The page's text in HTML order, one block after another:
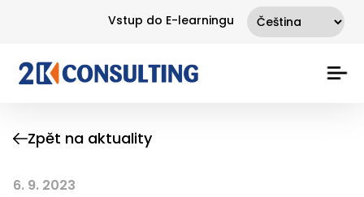
Vstup do E-learningu
Zpět na aktuality
6. 9. 2023